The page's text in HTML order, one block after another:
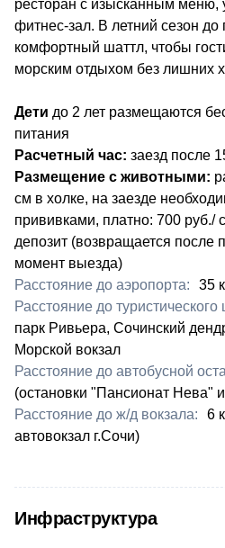
ресторан с изысканным
фитнес-зал. В летний сезон до
комфортный шаттл, чтобы
морским отдыхом без лишних
Дети до 2 лет размещаются
питания
Расчетный час: заезд после
Размещение с животными:
см в холке, на заезде
прививками, платно: 700 руб./
депозит (возвращается после
момент выезда)
Расстояние до аэропорта:
​35
Расстояние до туристического
парк Ривьера, Сочинский
Морской вокзал
Расстояние до автобусной
(остановки "Пансионат Нева"
Расстояние до ж/д вокзала:
6
автовокзал г.Сочи)
Инфраструктура